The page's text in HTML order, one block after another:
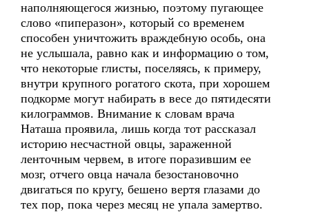
наполняющегося жизнью, поэтому пугающее
слово «пиперазон», который со временем
способен уничтожить враждебную особь, она
не услышала, равно как и информацию о том,
что некоторые глисты, поселяясь, к примеру,
внутри крупного рогатого скота, при хорошем
подкорме могут набирать в весе до пятидесяти
килограммов. Внимание к словам врача
Наташа проявила, лишь когда тот рассказал
историю несчастной овцы, зараженной
ленточным червем, в итоге поразившим ее
мозг, отчего овца начала безостановочно
двигаться по кругу, бешено вертя глазами до
тех пор, пока через месяц не упала замертво.